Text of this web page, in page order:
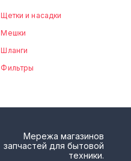
Щетки и насадки
Мешки
Шланги
Фильтры
Мережа магазинов
запчастей для бытовой
техники.